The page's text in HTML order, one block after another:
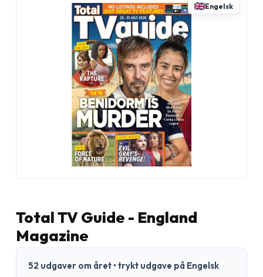
Engelsk
Total TV Guide - England
Magazine
52 udgaver om året • trykt udgave på Engelsk